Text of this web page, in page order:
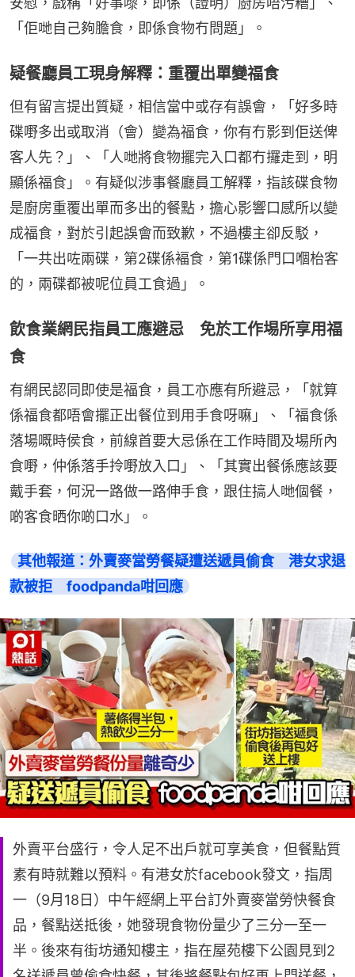
「佢哋自己夠膽食，即係食物冇問題」。
疑餐廳員工現身解釋：重覆出單變福食
但有留言提出質疑，相信當中或存有誤會，「好多時
碟嘢多出或取消（會）變為福食，你有冇影到佢送俾
客人先？」、「人哋將食物擺完入口都冇攞走到，明
顯係福食」。有疑似涉事餐廳員工解釋，指該碟食物
是廚房重覆出單而多出的餐點，擔心影響口感所以變
成福食，對於引起誤會而致歉，不過樓主卻反駁，
「一共出咗兩碟，第2碟係褔食，第1碟係門口嗰枱客
的，兩碟都被呢位員工食過」。
飲食業網民指員工應避忌 免於工作埸所享用福
食
有網民認同即使是福食，員工亦應有所避忌，「就算
係福食都唔會擺正出餐位到用手食呀嘛」、「福食係
落場嘅時侯食，前線首要大忌係在工作時間及埸所內
食嘢，仲係落手拎嘢放入口」、「其實出餐係應該要
戴手套，何況一路做一路伸手食，跟住搞人哋個餐，
啲客食晒你啲口水」。
其他報道：外賣麥當勞餐疑遭送遞員偷食　港女求退
款被拒　foodpanda咁回應
外賣平台盛行，令人足不出戶就可享美食，但餐點質
素有時就難以預料。有港女於facebook發文，指周
一（9月18日）中午經網上平台訂外賣麥當勞快餐食
品，餐點送抵後，她發現食物份量少了三分一至一
半。後來有街坊通知樓主，指在屋苑樓下公園見到2